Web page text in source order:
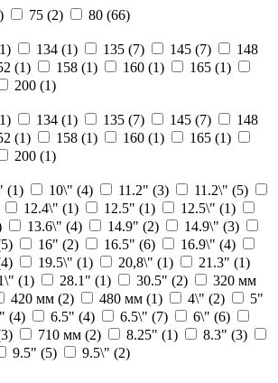
75 (2) 80 (66)
134 (1) 135 (7) 145 (7)
148
(1) 158 (1) 160 (1) 165 (1)
200 (1)
134 (1) 135 (7) 145 (7)
148
(1) 158 (1) 160 (1) 165 (1)
200 (1)
(1) 10\" (4) 11.2" (3) 11.2\" (5)
12.4\" (1) 12.5" (1) 12.5\" (1)
13.6\" (4) 14.9" (2) 14.9\" (3)
16" (2) 16.5" (6) 16.9\" (4)
19.5\" (1) 20,8\" (1) 21.3" (1)
(1) 28.1" (1) 30.5" (2)
320 мм
420 мм (2) 480 мм (1) 4\" (2)
5"
(4) 6.5" (4) 6.5\" (7) 6\" (6)
710 мм (2) 8.25" (1) 8.3" (3)
9.5" (5) 9.5\" (2)